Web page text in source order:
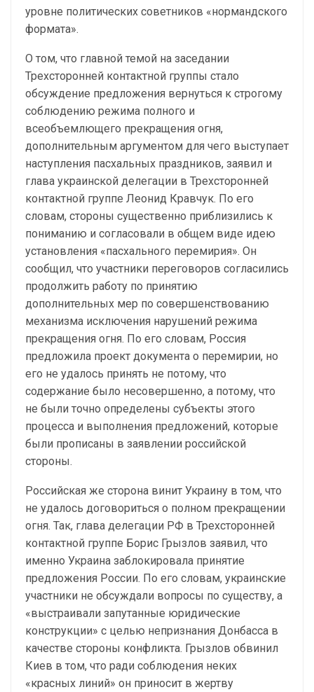
уровне политических советников «нормандского
формата».
О том, что главной темой на заседании
Трехсторонней контактной группы стало
обсуждение предложения вернуться к строгому
соблюдению режима полного и
всеобъемлющего прекращения огня,
дополнительным аргументом для чего выступает
наступления пасхальных праздников, заявил и
глава украинской делегации в Трехсторонней
контактной группе Леонид Кравчук. По его
словам, стороны существенно приблизились к
пониманию и согласовали в общем виде идею
установления «пасхального перемирия». Он
сообщил, что участники переговоров согласились
продолжить работу по принятию
дополнительных мер по совершенствованию
механизма исключения нарушений режима
прекращения огня. По его словам, Россия
предложила проект документа о перемирии, но
его не удалось принять не потому, что
содержание было несовершенно, а потому, что
не были точно определены субъекты этого
процесса и выполнения предложений, которые
были прописаны в заявлении российской
стороны.
Российская же сторона винит Украину в том, что
не удалось договориться о полном прекращении
огня. Так, глава делегации РФ в Трехсторонней
контактной группе Борис Грызлов заявил, что
именно Украина заблокировала принятие
предложения России. По его словам, украинские
участники не обсуждали вопросы по существу, а
«выстраивали запутанные юридические
конструкции» с целью непризнания Донбасса в
качестве стороны конфликта. Грызлов обвинил
Киев в том, что ради соблюдения неких
«красных линий» он приносит в жертву